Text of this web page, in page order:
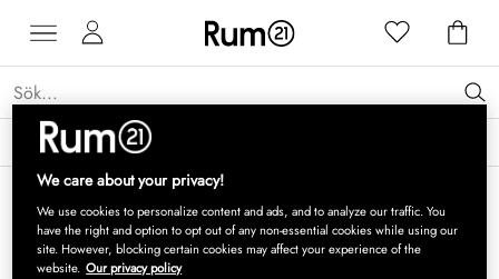
Få 15 % rabatt på Grythyttan Stålmöbler* →
We care about your privacy!
We use cookies to personalize content and ads, and to analyze our traffic. You
have the right and option to opt out of any non-essential cookies while using our
site. However, blocking certain cookies may affect your experience of the
website. Our privacy policy